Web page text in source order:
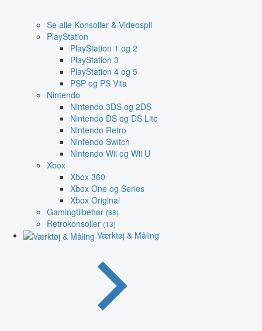
Se alle Konsoller & Videospil
PlayStation
PlayStation 1 og 2
PlayStation 3
PlayStation 4 og 5
PSP og PS Vita
Nintendo
Nintendo 3DS og 2DS
Nintendo DS og DS Lite
Nintendo Retro
Nintendo Switch
Nintendo Wii og Wii U
Xbox
Xbox 360
Xbox One og Series
Xbox Original
Gamingtilbehør (38)
Retrokonsoller (13)
Værktøj & Måling